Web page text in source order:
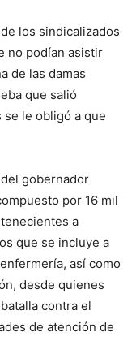
los sindicalizados
no podían asistir
de las damas
que salió
se le obligó a que
gobernador
por 16 mil
a
que se incluye a
así como
desde quienes
contra el
de atención de